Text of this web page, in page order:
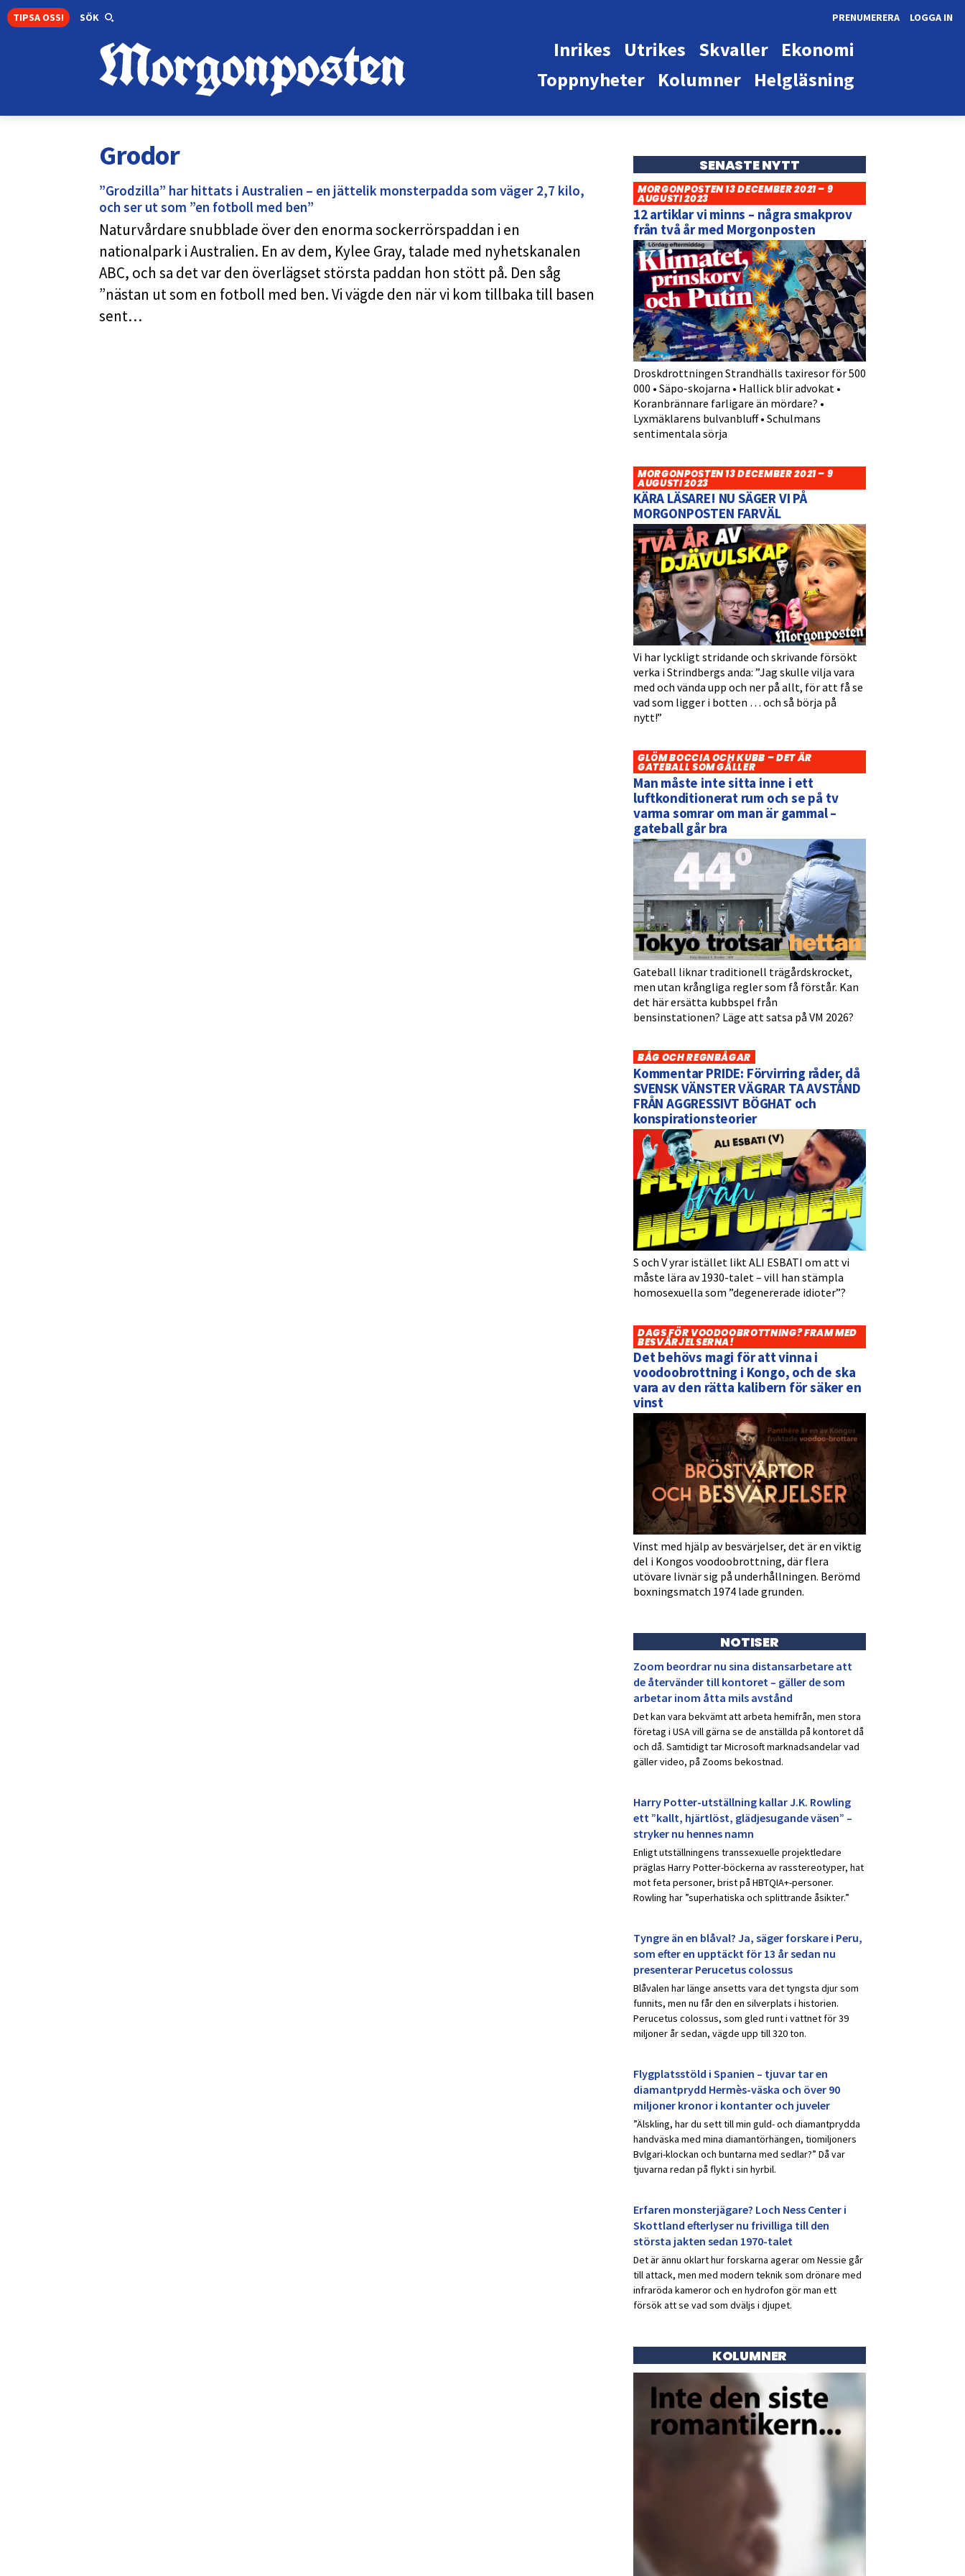
TIPSA OSS! SÖK LOGGA IN
PRENUMERERA
Ekonomi
Skvaller
Utrikes
Inrikes
Helgläsning
Kolumner
Toppnyheter
Grodor
”Grodzilla” har hittats i Australien – en jättelik monsterpadda som väger 2,7 kilo,
och ser ut som ”en fotboll med ben”
Naturvårdare snubblade över den enorma sockerrörspaddan i en
nationalpark i Australien. En av dem, Kylee Gray, talade med nyhetskanalen
ABC, och sa det var den överlägset största paddan hon stött på. Den såg
”nästan ut som en fotboll med ben. Vi vägde den när vi kom tillbaka till basen
sent…
SENASTE NYTT
MORGONPOSTEN 13 DECEMBER 2021 – 9
AUGUSTI 2023
12 artiklar vi minns – några smakprov
från två år med Morgonposten
Droskdrottningen Strandhälls taxiresor för 500
000 • Säpo-skojarna • Hallick blir advokat •
Koranbrännare farligare än mördare? •
Lyxmäklarens bulvanbluff • Schulmans
sentimentala sörja
MORGONPOSTEN 13 DECEMBER 2021 – 9
AUGUSTI 2023
KÄRA LÄSARE! NU SÄGER VI PÅ
MORGONPOSTEN FARVÄL
Vi har lyckligt stridande och skrivande försökt
verka i Strindbergs anda: ”Jag skulle vilja vara
med och vända upp och ner på allt, för att få se
vad som ligger i botten … och så börja på
nytt!”
GLÖM BOCCIA OCH KUBB – DET ÄR
GATEBALL SOM GÄLLER
Man måste inte sitta inne i ett
luftkonditionerat rum och se på tv
varma somrar om man är gammal –
gateball går bra
Gateball liknar traditionell trägårdskrocket,
men utan krångliga regler som få förstår. Kan
det här ersätta kubbspel från
bensinstationen? Läge att satsa på VM 2026?
BÅG OCH REGNBÅGAR
Kommentar PRIDE: Förvirring råder, då
SVENSK VÄNSTER VÄGRAR TA AVSTÅND
FRÅN AGGRESSIVT BÖGHAT och
konspirationsteorier
S och V yrar istället likt ALI ESBATI om att vi
måste lära av 1930-talet – vill han stämpla
homosexuella som ”degenererade idioter”?
DAGS FÖR VOODOOBROTTNING? FRAM MED
BESVÄRJELSERNA!
Det behövs magi för att vinna i
voodoobrottning i Kongo, och de ska
vara av den rätta kalibern för säker en
vinst
Vinst med hjälp av besvärjelser, det är en viktig
del i Kongos voodoobrottning, där flera
utövare livnär sig på underhållningen. Berömd
boxningsmatch 1974 lade grunden.
NOTISER
Zoom beordrar nu sina distansarbetare att
de återvänder till kontoret – gäller de som
arbetar inom åtta mils avstånd
Det kan vara bekvämt att arbeta hemifrån, men stora
företag i USA vill gärna se de anställda på kontoret då
och då. Samtidigt tar Microsoft marknadsandelar vad
gäller video, på Zooms bekostnad.
Harry Potter-utställning kallar J.K. Rowling
ett ”kallt, hjärtlöst, glädjesugande väsen” –
stryker nu hennes namn
Enligt utställningens transsexuelle projektledare
präglas Harry Potter-böckerna av rasstereotyper, hat
mot feta personer, brist på HBTQIA+-personer.
Rowling har ”superhatiska och splittrande åsikter.”
Tyngre än en blåval? Ja, säger forskare i Peru,
som efter en upptäckt för 13 år sedan nu
presenterar Perucetus colossus
Blåvalen har länge ansetts vara det tyngsta djur som
funnits, men nu får den en silverplats i historien.
Perucetus colossus, som gled runt i vattnet för 39
miljoner år sedan, vägde upp till 320 ton.
Flygplatsstöld i Spanien – tjuvar tar en
diamantprydd Hermès-väska och över 90
miljoner kronor i kontanter och juveler
”Älskling, har du sett till min guld- och diamantprydda
handväska med mina diamantörhängen, tiomiljoners
Bvlgari-klockan och buntarna med sedlar?” Då var
tjuvarna redan på flykt i sin hyrbil.
Erfaren monsterjägare? Loch Ness Center i
Skottland efterlyser nu frivilliga till den
största jakten sedan 1970-talet
Det är ännu oklart hur forskarna agerar om Nessie går
till attack, men med modern teknik som drönare med
infraröda kameror och en hydrofon gör man ett
försök att se vad som dväljs i djupet.
KOLUMNER